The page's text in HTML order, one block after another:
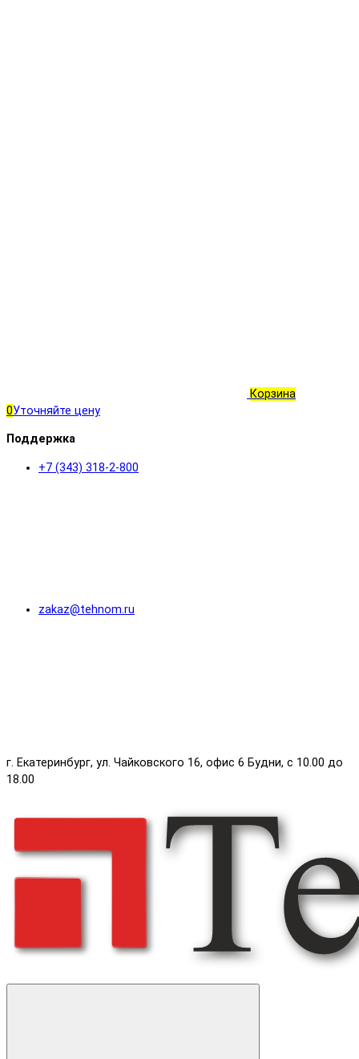
Корзина
0Уточняйте цену
Поддержка
+7 (343) 318-2-800
zakaz@tehnom.ru
г. Екатеринбург, ул. Чайковского 16, офис 6 Будни, с 10.00 до
18.00